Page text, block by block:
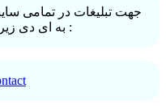
جهت تبلیغات در تمامی
به ای دی زیر در تلگرام پیام دهید :